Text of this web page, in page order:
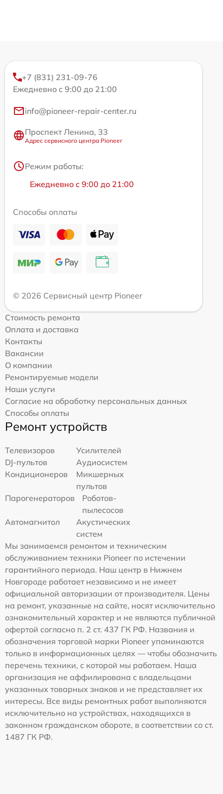
+7 (831) 231-09-76
Ежедневно с 9:00 до 21:00
info@pioneer-repair-center.ru
Проспект Ленина, 33
Адрес сервисного центра Pioneer
Режим работы:
Ежедневно с 9:00 до 21:00
Способы оплаты
© 2026 Сервисный центр Pioneer
Стоимость ремонта
Оплата и доставка
Контакты
Вакансии
О компании
Ремонтируемые модели
Наши услуги
Согласие на обработку персональных данных
Способы оплаты
Ремонт устройств
Телевизоров
Усилителей
DJ-пультов
Аудиосистем
Кондиционеров
Микшерных
пультов
Парогенераторов
Роботов-
пылесосов
Автомагнитол
Акустических
систем
Мы занимаемся ремонтом и техническим
обслуживанием техники Pioneer по истечении
гарантийного периода. Наш центр в Нижнем
Новгороде работает независимо и не имеет
официальной авторизации от производителя. Цены
на ремонт, указанные на сайте, носят исключительно
ознакомительный характер и не являются публичной
офертой согласно п. 2 ст. 437 ГК РФ. Названия и
обозначения торговой марки Pioneer упоминаются
только в информационных целях — чтобы обозначить
перечень техники, с которой мы работаем. Наша
организация не аффилирована с владельцами
указанных товарных знаков и не представляет их
интересы. Все виды ремонтных работ выполняются
исключительно на устройствах, находящихся в
законном гражданском обороте, в соответствии со ст.
1487 ГК РФ.